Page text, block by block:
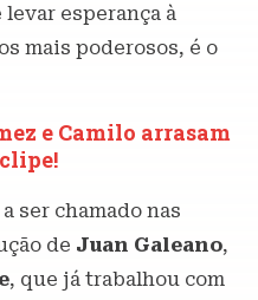
esperança à
mais poderosos, é o
e Camilo arrasam
ser chamado nas
de Juan Galeano,
, que já trabalhou com